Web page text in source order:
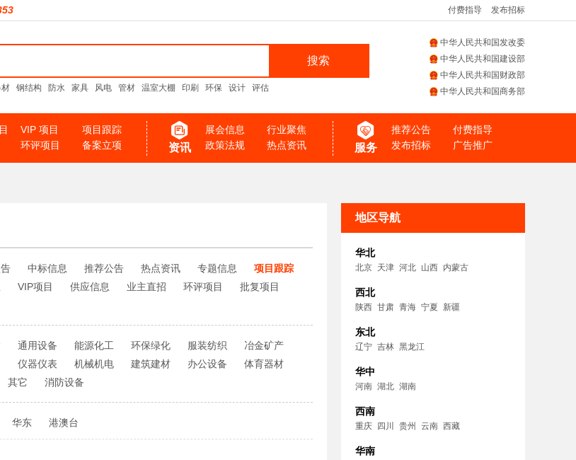
付费指导 发布招标
搜索
钢结构 防水 家具 风电 管材 温室大棚 印刷 环保 设计 评估
中华人民共和国发改委
中华人民共和国建设部
中华人民共和国财政部
中华人民共和国商务部
VIP 项目
项目跟踪
环评项目 备案立项 资讯
展会信息
行业聚焦
政策法规
热点资讯 服务
推荐公告
付费指导
发布招标
广告推广
中标信息 推荐公告 热点资讯 专题信息
项目跟踪
VIP项目 供应信息 业主直招 环评项目
批复项目
通用设备 能源化工 环保绿化 服装纺织
冶金矿产
仪器仪表 机械机电 建筑建材 办公设备
体育器材
其它 消防设备
华东 港澳台
地区导航
华北
北京 天津 河北 山西 内蒙古
西北
陕西 甘肃 青海 宁夏 新疆
东北
辽宁 吉林 黑龙江
华中
河南 湖北 湖南
西南
重庆 四川 贵州 云南 西藏
华南